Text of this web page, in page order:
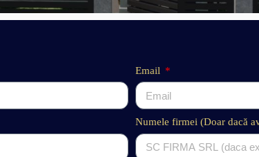
Email
Numele firmei (Doar dacă